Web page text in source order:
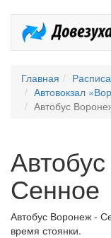
Главная
Автовокзал
Автобус
Сенное
Автобус Воронеж -
время стоянки.